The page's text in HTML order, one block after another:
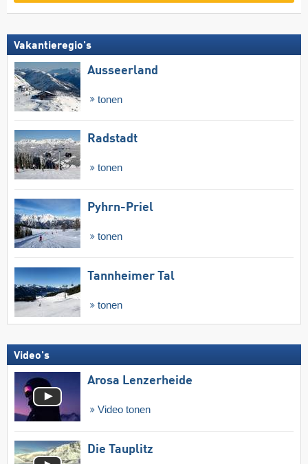
Vakantieregio's
Ausseerland
tonen
Radstadt
tonen
Pyhrn-Priel
tonen
Tannheimer Tal
tonen
Video's
Arosa Lenzerheide
Video tonen
Die Tauplitz